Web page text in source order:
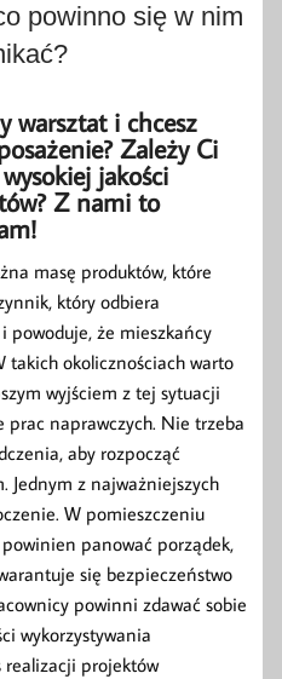
powinno się w nim
warsztat i chcesz
Zależy Ci
jakości
Z nami to
masę produktów, które
który odbiera
że mieszkańcy
takich okolicznościach warto
wyjściem z tej sytuacji
prac naprawczych. Nie trzeba
aby rozpocząć
Jednym z najważniejszych
W pomieszczeniu
panować porządek,
się bezpieczeństwo
powinni zdawać sobie
wykorzystywania
realizacji projektów